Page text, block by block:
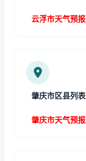
云浮市天气预报
肇庆市区县列表
肇庆市天气预报